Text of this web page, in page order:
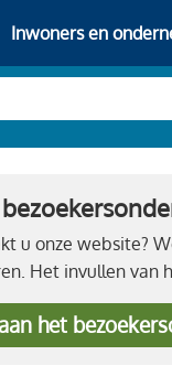
Inwoners en
u onze website?
Het invullen van
aan het